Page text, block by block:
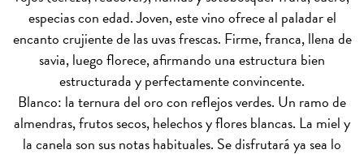
especias con edad. Joven, este vino ofrece al paladar el
encanto crujiente de las uvas frescas. Firme, franca, llena de
savia, luego florece, afirmando una estructura bien
estructurada y perfectamente convincente.
Blanco: la ternura del oro con reflejos verdes. Un ramo de
almendras, frutos secos, helechos y flores blancas. La miel y
la canela son sus notas habituales. Se disfrutará ya sea lo